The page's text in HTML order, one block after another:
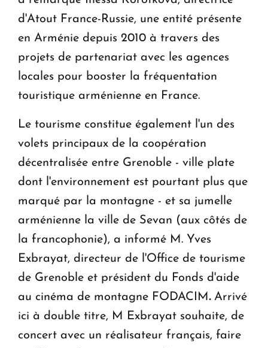
d'Atout France-Russie, une entité présente
en Arménie depuis 2010 à travers des
projets de partenariat avec les agences
locales pour booster la fréquentation
touristique arménienne en France.
Le tourisme constitue également l'un des
volets principaux de la coopération
décentralisée entre Grenoble - ville plate
dont l'environnement est pourtant plus que
marqué par la montagne - et sa jumelle
arménienne la ville de Sevan (aux côtés de
la francophonie), a informé M. Yves
Exbrayat, directeur de l'Office de tourisme
de Grenoble et président du Fonds d'aide
au cinéma de montagne FODACIM. Arrivé
ici à double titre, M Exbrayat souhaite, de
concert avec un réalisateur français, faire